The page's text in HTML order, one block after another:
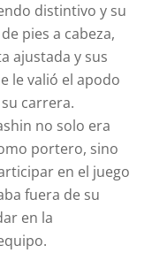
distintivo y su
pies a cabeza,
ajustada y sus
le valió el apodo
carrera.
no solo era
portero, sino
en el juego
fuera de su
en la